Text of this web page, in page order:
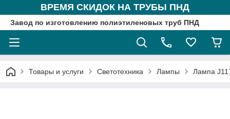
ВРЕМЯ СКИДОК НА ТРУБЫ ПНД
Завод по изготовлению полиэтиленовых труб ПНД
Товары и услуги Светотехника Лампы Лампа